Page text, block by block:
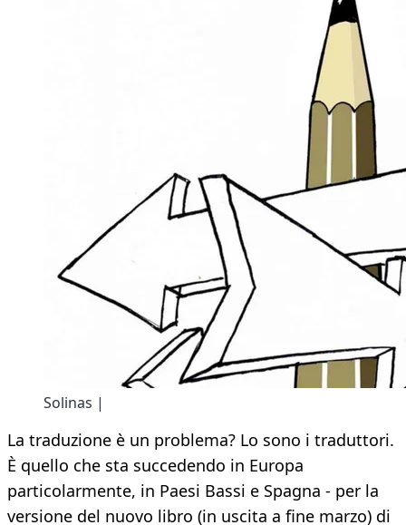
Solinas |
La traduzione è un problema? Lo sono i traduttori.
È quello che sta succedendo in Europa
particolarmente, in Paesi Bassi e Spagna - per la
versione del nuovo libro (in uscita a fine marzo) di